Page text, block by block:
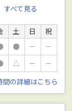
すべて見る
土 日
祝
● －
－
△ －
－
間の詳細はこちら